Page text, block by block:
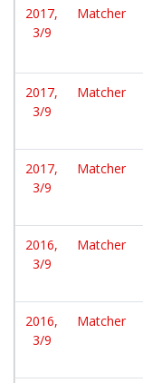
2017,
3/9
Matcher
2017,
3/9
Matcher
2017,
3/9
Matcher
2016,
3/9
Matcher
2016,
3/9
Matcher